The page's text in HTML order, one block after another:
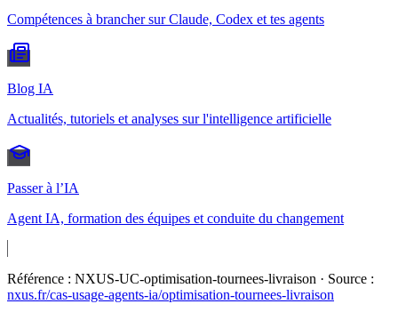
Compétences à brancher sur Claude, Codex et tes agents
Blog IA
Actualités, tutoriels et analyses sur l'intelligence artificielle
Passer à l’IA
Agent IA, formation des équipes et conduite du changement
Référence : NXUS-UC-optimisation-tournees-livraison · Source :
nxus.fr/cas-usage-agents-ia/optimisation-tournees-livraison